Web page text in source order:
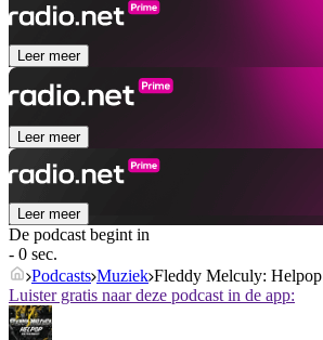
Leer meer
Leer meer
Leer meer
De podcast begint in
- 0 sec.
Podcasts Muziek Fleddy Melculy: Helpop
Luister gratis naar deze podcast in de app: